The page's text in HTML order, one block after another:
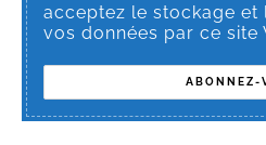
acceptez le stockage et
vos données par ce site